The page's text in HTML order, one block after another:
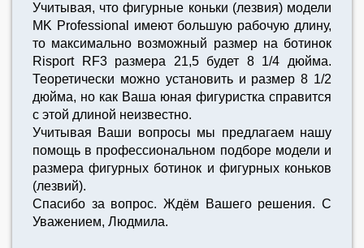
Учитывая, что фигурные коньки (лезвия) модели
MK Professional имеют большую рабочую длину,
то максимально возможный размер на ботинок
Risport RF3 размера 21,5 будет 8 1/4 дюйма.
Теоретически можно установить и размер 8 1/2
дюйма, но как Ваша юная фигуристка справится
с этой длиной неизвестно.
Учитывая Ваши вопросы мы предлагаем нашу
помощь в профессиональном подборе модели и
размера фигурных ботинок и фигурных коньков
(лезвий).
Спасибо за вопрос. Ждём Вашего решения. С
Уважением, Людмила.